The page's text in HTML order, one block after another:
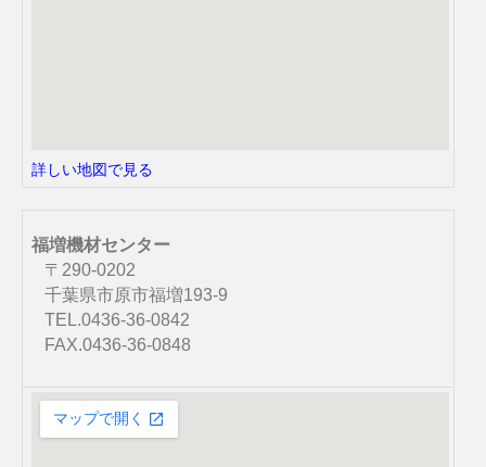
詳しい地図で見る
福増機材センター
〒290-0202
千葉県市原市福増193-9
TEL.0436-36-0842
FAX.0436-36-0848